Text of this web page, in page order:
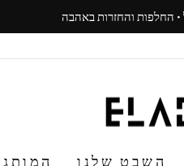
עצור
ניגון
השבט שלנו המותג